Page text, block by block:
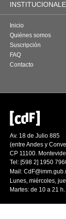
Inicio
Quiénes somos
Suscripción
FAQ
Contacto
Av. 18 de Julio 885
(entre Andes y
CP 11100.
Tel: [598 2] 1950
Mail:
Lunes, miércoles,
Martes: de 10 a 21